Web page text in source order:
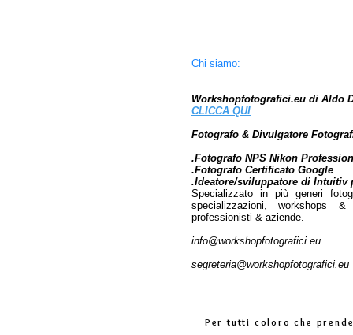
Chi siamo:
Workshopfotografici.eu di Aldo
CLICCA QUI
Fotografo & Divulgatore
.Fotografo NPS Nikon
.Fotografo Certificato Google
.Ideatore/sviluppatore di Intuitiv
Specializzato in più generi
specializzazioni,workshops &
professionisti & aziende.
info@workshopfotografici.eu
segreteria@workshopfotografici.eu
Per tutti coloro che